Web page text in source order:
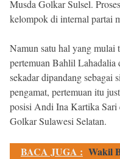
Musda Golkar Sulsel.
kelompok di internal partai
Namun satu hal yang mulai
pertemuan Bahlil
sekadar dipandang sebagai
pengamat, pertemuan itu
posisi Andi Ina Kartika
Golkar Sulawesi Selatan.
BACA JUGA : Wakil